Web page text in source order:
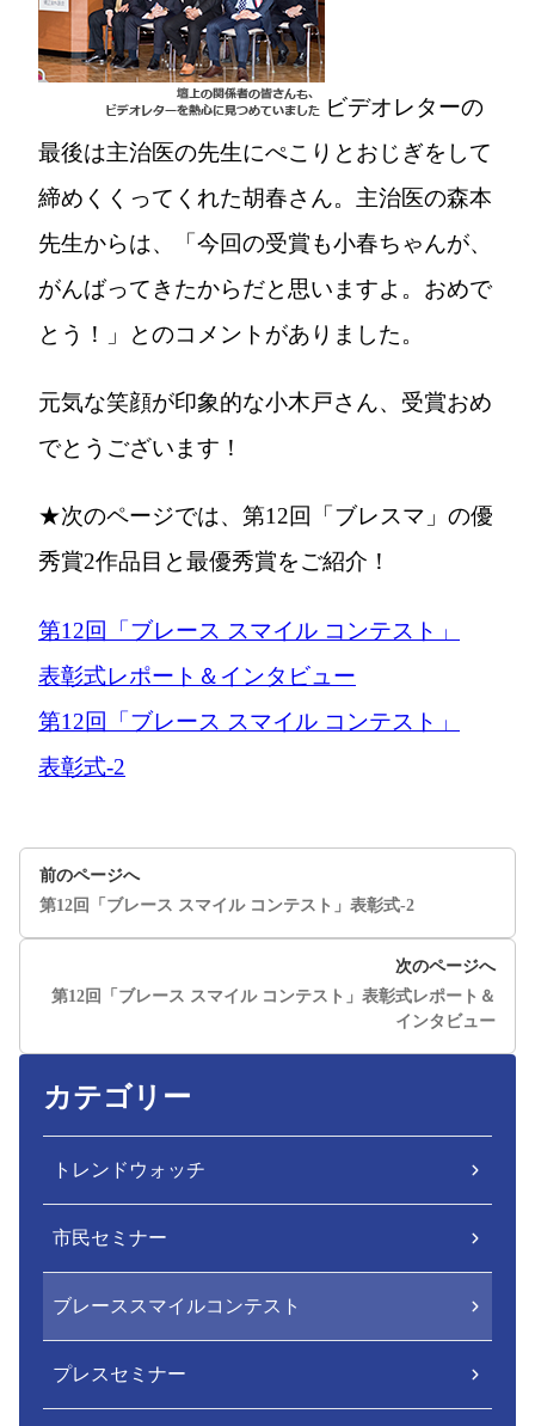
ビデオレターの
最後は主治医の先生にぺこりとおじぎをして
締めくくってくれた胡春さん。主治医の森本
先生からは、「今回の受賞も小春ちゃんが、
がんばってきたからだと思いますよ。おめで
とう！」とのコメントがありました。
元気な笑顔が印象的な小木戸さん、受賞おめ
でとうございます！
★次のページでは、第12回「ブレスマ」の優
秀賞2作品目と最優秀賞をご紹介！
第12回「ブレース スマイル コンテスト」
表彰式レポート＆インタビュー
第12回「ブレース スマイル コンテスト」
表彰式-2
前のページへ
第12回「ブレース スマイル コンテスト」表彰式-2
次のページへ
第12回「ブレース スマイル コンテスト」表彰式レポート＆
インタビュー
カテゴリー
トレンドウォッチ
市民セミナー
ブレーススマイルコンテスト
プレスセミナー